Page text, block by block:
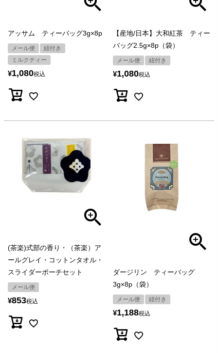
アッサム ティーバッグ3g×8p
メール便
紐付き
ミルクティー
¥1,080税込
【産地/日本】大和紅茶 ティー
バッグ2.5g×8p（袋）
メール便 紐付き
¥1,080税込
(茶楽)式部の香り・（茶楽）ア
ールグレイ・コットンタオル・
スライダーポーチセット
メール便
¥853税込
ダージリン ティーバッグ
3g×8p（袋）
メール便 紐付き
¥1,188税込